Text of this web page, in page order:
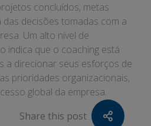
concluídos, metas
decisões tomadas com a
Um alto nível de
indica que o coaching está
a direcionar seus esforços de
prioridades organizacionais,
global da empresa.
Share this post